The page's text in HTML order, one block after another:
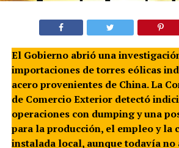
El Gobierno abrió una
importaciones de torres eólicas
acero provenientes de China. La
de Comercio Exterior detectó
operaciones con dumping y una
para la producción, el empleo y la
instalada local, aunque todavía no